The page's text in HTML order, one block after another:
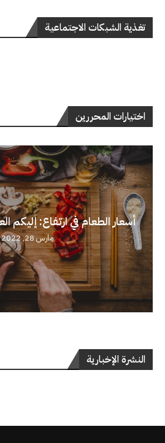
تغذية الشبكات الاجتماعية
اختيارات المحررين
أسعار الطعام في ارتفاع: إليكم
مارس 28, 2022
النشرة الإخبارية